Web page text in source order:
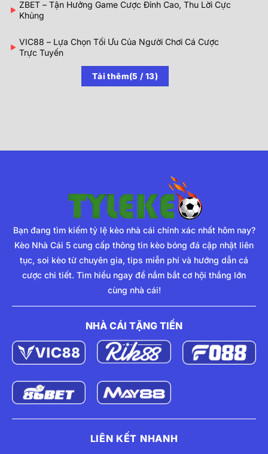
ZBET – Tận Hưởng Game Cược Đỉnh Cao, Thu Lời Cực
Khủng
VIC88 – Lựa Chọn Tối Ưu Của Người Chơi Cá Cược
Trực Tuyến
Tải thêm(5 / 13)
Bạn đang tìm kiếm tỷ lệ kèo nhà cái chính xác nhất hôm nay?
Kèo Nhà Cái 5 cung cấp thông tin kèo bóng đá cập nhật liên
tục, soi kèo từ chuyên gia, tips miễn phí và hướng dẫn cá
cược chi tiết. Tìm hiểu ngay để nắm bắt cơ hội thắng lớn
cùng nhà cái!
LIÊN KẾT NHANH
NHÀ CÁI TẶNG TIỀN